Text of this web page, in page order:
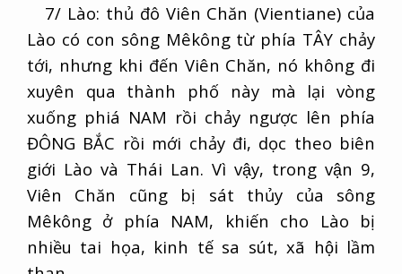
7/ Lào: thủ đô Viên Chăn (Vientiane) của
Lào có con sông Mêkông từ phía TÂY chảy
tới, nhưng khi đến Viên Chăn, nó không đi
xuyên qua thành phố này mà lại vòng
xuống phiá NAM rồi chảy ngược lên phía
ĐÔNG BẮC rồi mới chảy đi, dọc theo biên
giới Lào và Thái Lan. Vì vậy, trong vận 9,
Viên Chăn cũng bị sát thủy của sông
Mêkông ở phía NAM, khiến cho Lào bị
nhiều tai họa, kinh tế sa sút, xã hội lầm